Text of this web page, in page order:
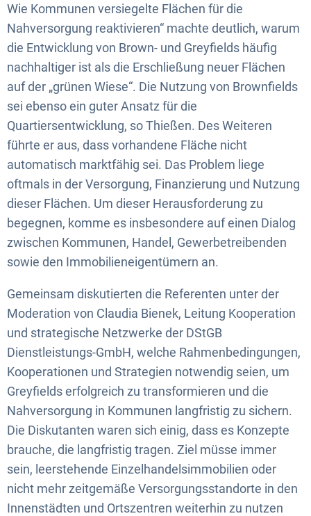
Wie Kommunen versiegelte Flächen für die
Nahversorgung reaktivieren“ machte deutlich, warum
die Entwicklung von Brown- und Greyfields häufig
nachhaltiger ist als die Erschließung neuer Flächen
auf der „grünen Wiese“. Die Nutzung von Brownfields
sei ebenso ein guter Ansatz für die
Quartiersentwicklung, so Thießen. Des Weiteren
führte er aus, dass vorhandene Fläche nicht
automatisch marktfähig sei. Das Problem liege
oftmals in der Versorgung, Finanzierung und Nutzung
dieser Flächen. Um dieser Herausforderung zu
begegnen, komme es insbesondere auf einen Dialog
zwischen Kommunen, Handel, Gewerbetreibenden
sowie den Immobilieneigentümern an.
Gemeinsam diskutierten die Referenten unter der
Moderation von Claudia Bienek, Leitung Kooperation
und strategische Netzwerke der DStGB
Dienstleistungs-GmbH, welche Rahmenbedingungen,
Kooperationen und Strategien notwendig seien, um
Greyfields erfolgreich zu transformieren und die
Nahversorgung in Kommunen langfristig zu sichern.
Die Diskutanten waren sich einig, dass es Konzepte
brauche, die langfristig tragen. Ziel müsse immer
sein, leerstehende Einzelhandelsimmobilien oder
nicht mehr zeitgemäße Versorgungsstandorte in den
Innenstädten und Ortszentren weiterhin zu nutzen